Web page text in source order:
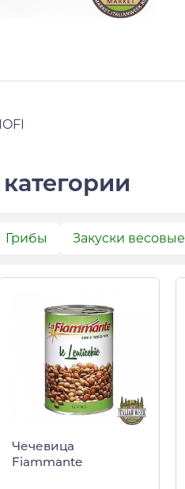
Грибы Закуски весовые
Чечевица
Fiammante